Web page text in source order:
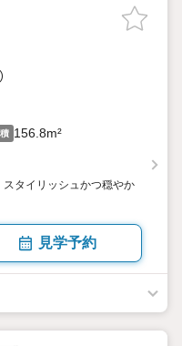
）
156.8m²
タイリッシュかつ穏やか
見学予約